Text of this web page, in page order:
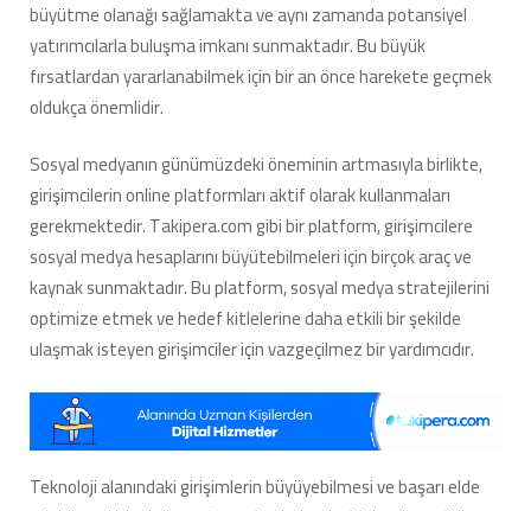
büyütme olanağı sağlamakta ve aynı zamanda potansiyel
yatırımcılarla buluşma imkanı sunmaktadır. Bu büyük
fırsatlardan yararlanabilmek için bir an önce harekete geçmek
oldukça önemlidir.
Sosyal medyanın günümüzdeki öneminin artmasıyla birlikte,
girişimcilerin online platformları aktif olarak kullanmaları
gerekmektedir. Takipera.com gibi bir platform, girişimcilere
sosyal medya hesaplarını büyütebilmeleri için birçok araç ve
kaynak sunmaktadır. Bu platform, sosyal medya stratejilerini
optimize etmek ve hedef kitlelerine daha etkili bir şekilde
ulaşmak isteyen girişimciler için vazgeçilmez bir yardımcıdır.
Teknoloji alanındaki girişimlerin büyüyebilmesi ve başarı elde